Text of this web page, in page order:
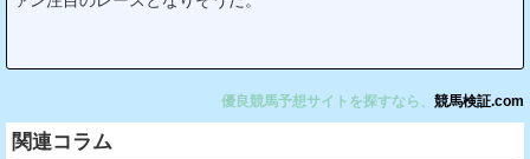
優良競馬予想サイトを探すなら、 競馬検証.com
関連コラム